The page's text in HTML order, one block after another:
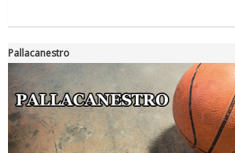
Pallacanestro